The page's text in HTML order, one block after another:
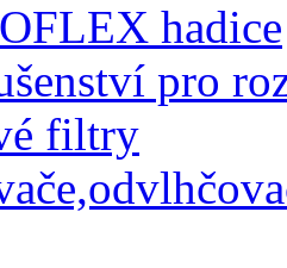
hadice
pro
filtry